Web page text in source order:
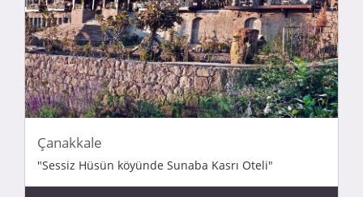
Çanakkale
"Sessiz Hüsün köyünde Sunaba Kasrı Oteli"